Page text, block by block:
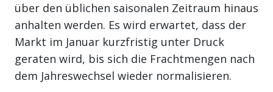
über den üblichen saisonalen Zeitraum hinaus
anhalten werden. Es wird erwartet, dass der
Markt im Januar kurzfristig unter Druck
geraten wird, bis sich die Frachtmengen nach
dem Jahreswechsel wieder normalisieren.